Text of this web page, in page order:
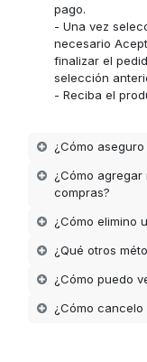
pago.
- Una vez
necesario
finalizar el
selección
- Reciba el
¿Cómo
¿Cómo
compras?
¿Cómo elimino
¿Qué otros
¿Cómo puedo
¿Cómo cancelo